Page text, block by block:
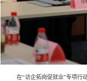
在“访企拓岗促就业”专项行